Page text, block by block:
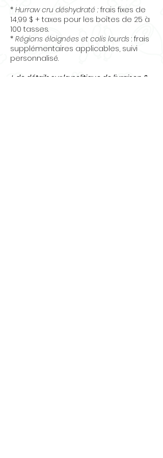
(min) 200 millions
d'UFC
Calories (min) : 100 k/calories
* Hurraw cru déshydraté : frais fixes de
14,99 $ + taxes pour les boîtes de 25 à
100 tasses.
* Régions éloignées et colis lourds : frais
supplémentaires applicables, suivi
personnalisé.
+ de détails sur la politique de livraison &